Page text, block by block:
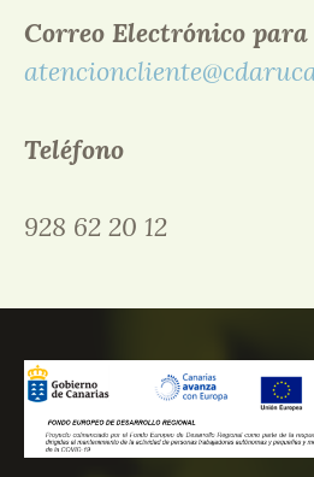
Correo Electrónico
Teléfono
928 62 20 12